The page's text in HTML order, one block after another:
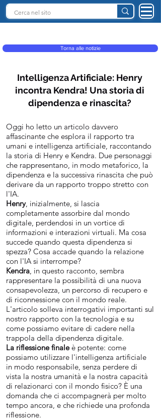
Torna alle notizie
Intelligenza Artificiale: Henry
incontra Kendra! Una storia di
dipendenza e rinascita?
Oggi ho letto un articolo davvero
affascinante che esplora il rapporto tra
umani e intelligenza artificiale, raccontando
la storia di Henry e Kendra. Due personaggi
che rappresentano, in modo metaforico, la
dipendenza e la successiva rinascita che può
derivare da un rapporto troppo stretto con
l'IA.
Henry, inizialmente, si lascia
completamente assorbire dal mondo
digitale, perdendosi in un vortice di
informazioni e interazioni virtuali. Ma cosa
succede quando questa dipendenza si
spezza? Cosa accade quando la relazione
con l'IA si interrompe?
Kendra, in questo racconto, sembra
rappresentare la possibilità di una nuova
consapevolezza, un percorso di recupero e
di riconnessione con il mondo reale.
L'articolo solleva interrogativi importanti sul
nostro rapporto con la tecnologia e su
come possiamo evitare di cadere nella
trappola della dipendenza digitale.
La riflessione finaleè potente: come
possiamo utilizzare l'intelligenza artificiale
in modo responsabile, senza perdere di
vista la nostra umanità e la nostra capacità
di relazionarci con il mondo fisico? È una
domanda che ci accompagnerà per molto
tempo ancora, e che richiede una profonda
riflessione.